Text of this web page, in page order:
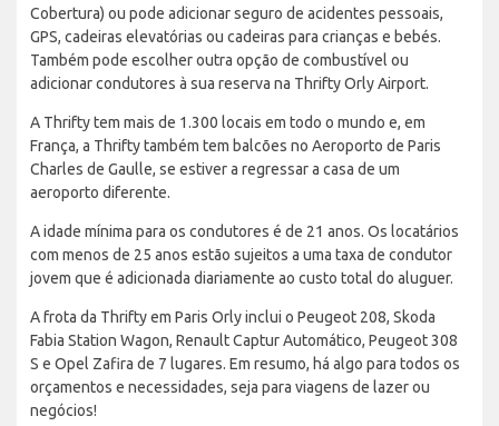
Cobertura) ou pode adicionar seguro de acidentes pessoais,
GPS, cadeiras elevatórias ou cadeiras para crianças e bebés.
Também pode escolher outra opção de combustível ou
adicionar condutores à sua reserva na Thrifty Orly Airport.
A Thrifty tem mais de 1.300 locais em todo o mundo e, em
França, a Thrifty também tem balcões no Aeroporto de Paris
Charles de Gaulle, se estiver a regressar a casa de um
aeroporto diferente.
A idade mínima para os condutores é de 21 anos. Os locatários
com menos de 25 anos estão sujeitos a uma taxa de condutor
jovem que é adicionada diariamente ao custo total do aluguer.
A frota da Thrifty em Paris Orly inclui o Peugeot 208, Skoda
Fabia Station Wagon, Renault Captur Automático, Peugeot 308
S e Opel Zafira de 7 lugares. Em resumo, há algo para todos os
orçamentos e necessidades, seja para viagens de lazer ou
negócios!